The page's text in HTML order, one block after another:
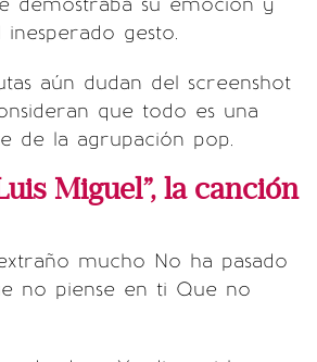
gesto.
aún dudan del screenshot
que todo es una
de la agrupación pop.
Miguel”, la canción
mucho No ha pasado
no piense en ti Que no